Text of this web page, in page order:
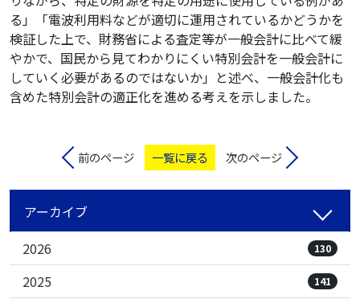
る」「電波利用料などが適切に運用されているかどうかを
検証した上で、財務省による査定等が一般会計に比べて緩
やかで、国民から見てわかりにくい特別会計を一般会計に
していく必要があるのではないか」と述べ、一般会計化も
含めた特別会計の適正化を進める考えを示しました。
前のページ 一覧に戻る 次のページ
アーカイブ
2026
130
2025 141